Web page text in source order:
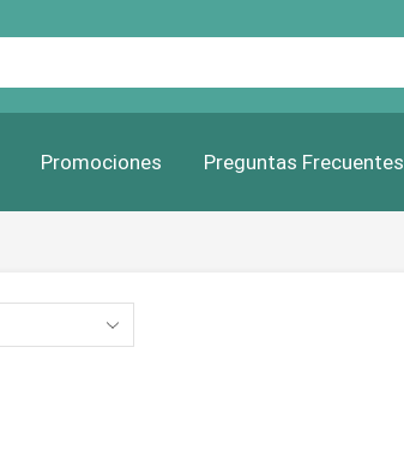
Promociones Preguntas Frecuentes